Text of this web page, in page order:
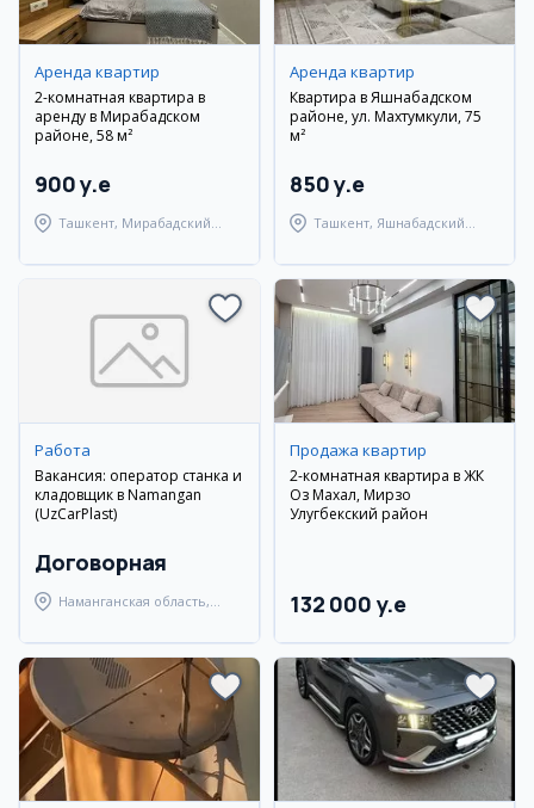
Аренда квартир
2-комнатная квартира в
аренду в Мирабадском
районе, 58 м²
900 y.e
Ташкент, Мирабадский
Аренда квартир
Квартира в Яшнабадском
районе, ул. Махтумкули, 75
м²
850 y.e
Ташкент, Яшнабадский
Работа
Вакансия: оператор станка и
кладовщик в Namangan
(UzCarPlast)
Договорная
Наманганская область,
Продажа квартир
2-комнатная квартира в ЖК
Оз Махал, Мирзо
Улугбекский район
132 000 y.e